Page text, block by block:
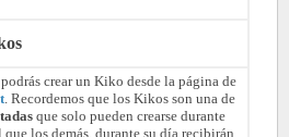
crear un Kiko desde la página de
. Recordemos que los Kikos son una de
que solo pueden crearse durante
los demás, durante su día recibirán